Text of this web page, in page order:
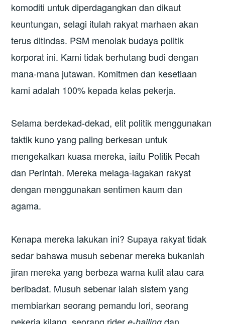
komoditi untuk diperdagangkan dan dikaut
keuntungan, selagi itulah rakyat marhaen akan
terus ditindas. PSM menolak budaya politik
korporat ini. Kami tidak berhutang budi dengan
mana-mana jutawan. Komitmen dan kesetiaan
kami adalah 100% kepada kelas pekerja.
Selama berdekad-dekad, elit politik menggunakan
taktik kuno yang paling berkesan untuk
mengekalkan kuasa mereka, iaitu Politik Pecah
dan Perintah. Mereka melaga-lagakan rakyat
dengan menggunakan sentimen kaum dan
agama.
Kenapa mereka lakukan ini? Supaya rakyat tidak
sedar bahawa musuh sebenar mereka bukanlah
jiran mereka yang berbeza warna kulit atau cara
beribadat. Musuh sebenar ialah sistem yang
membiarkan seorang pemandu lori, seorang